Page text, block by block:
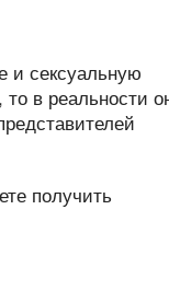
и сексуальную
в реальности